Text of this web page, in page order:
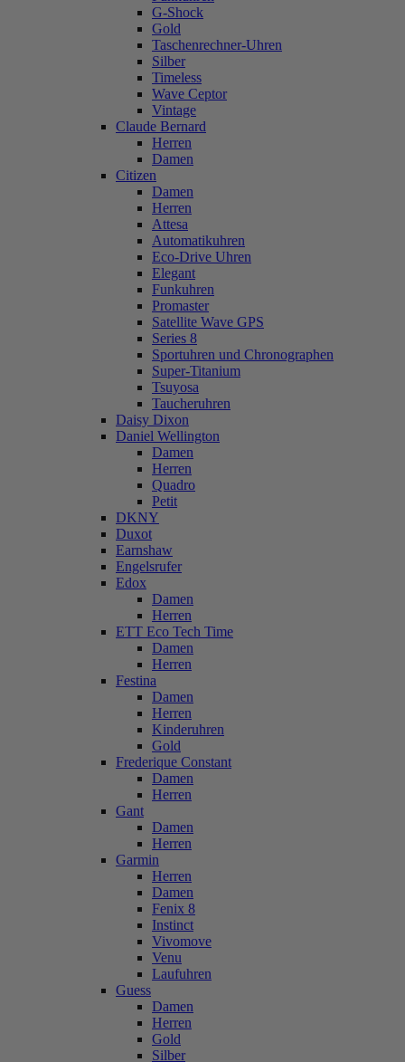
G-Shock
Gold
Taschenrechner-Uhren
Silber
Timeless
Wave Ceptor
Vintage
Claude Bernard
Herren
Damen
Citizen
Damen
Herren
Attesa
Automatikuhren
Eco-Drive Uhren
Elegant
Funkuhren
Promaster
Satellite Wave GPS
Series 8
Sportuhren und Chronographen
Super-Titanium
Tsuyosa
Taucheruhren
Daisy Dixon
Daniel Wellington
Damen
Herren
Quadro
Petit
DKNY
Duxot
Earnshaw
Engelsrufer
Edox
Damen
Herren
ETT Eco Tech Time
Damen
Herren
Festina
Damen
Herren
Kinderuhren
Gold
Frederique Constant
Damen
Herren
Gant
Damen
Herren
Garmin
Herren
Damen
Fenix 8
Instinct
Vivomove
Venu
Laufuhren
Guess
Damen
Herren
Gold
Silber